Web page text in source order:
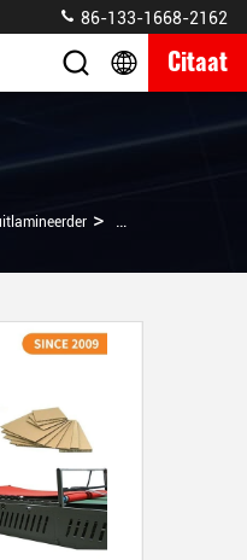
86-133-1668-2162
Citaat
> GW-2200L